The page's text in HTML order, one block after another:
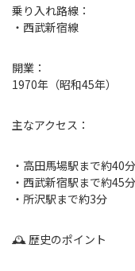
乗り入れ路線：
・西武新宿線
開業：
1970年（昭和45年）
主なアクセス：
・高田馬場駅まで約40分
・西武新宿駅まで約45分
・所沢駅まで約3分
🕰 歴史のポイント